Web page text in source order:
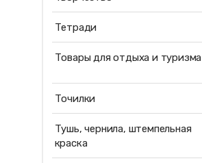
Тетради
Товары для отдыха и туризма
Точилки
Тушь, чернила, штемпельная
краска